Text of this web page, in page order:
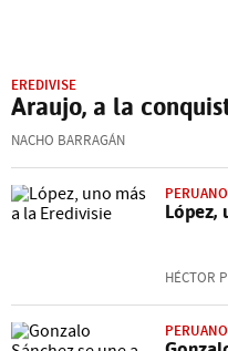
EREDIVISE
Araujo, a la
NACHO BARRAGÁN
López,
HÉCTOR